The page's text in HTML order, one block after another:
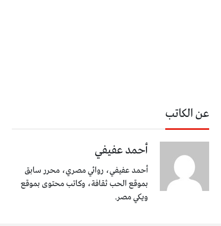
عن الكاتب
أحمد عفيفي
أحمد عفيفي، روائي مصري، محرر سابق
بموقع الحب ثقافة، وكاتب محتوى بموقع
ويكي مصر.